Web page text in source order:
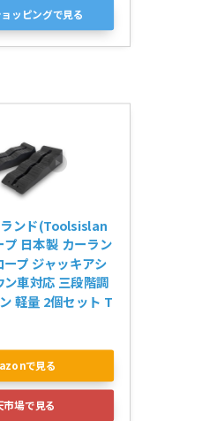
ッピングで見る
ンド(Toolsislan
日本製 カーラン
プ ジャッキアシ
車対応 三段階調
軽量 2個セット T
で見る
市場で見る